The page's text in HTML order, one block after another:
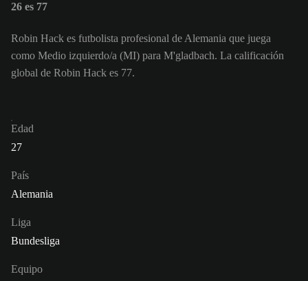
26 es 77
Robin Hack es futbolista profesional de Alemania que juega
como Medio izquierdo/a (MI) para M'gladbach. La calificación
global de Robin Hack es 77.
Edad
27
País
Alemania
Liga
Bundesliga
Equipo